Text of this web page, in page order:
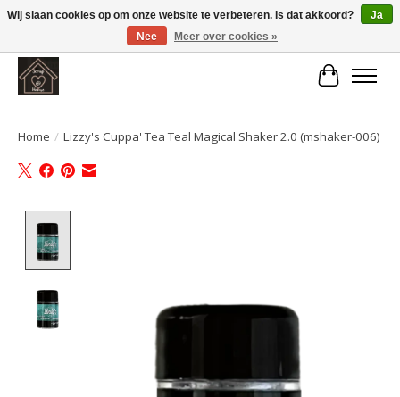
Large selection of products and fast shipping!
Home / Lizzy's Cuppa' Tea Teal Magical Shaker 2.0 (mshaker-006)
Wij slaan cookies op om onze website te verbeteren. Is dat akkoord?
Ja
Nee
Meer over cookies »